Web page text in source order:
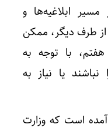
ابلاغیه‌ها و
از طرف دیگر، ممکن
با توجه به
یا نیاز به
آمده است که وزارت